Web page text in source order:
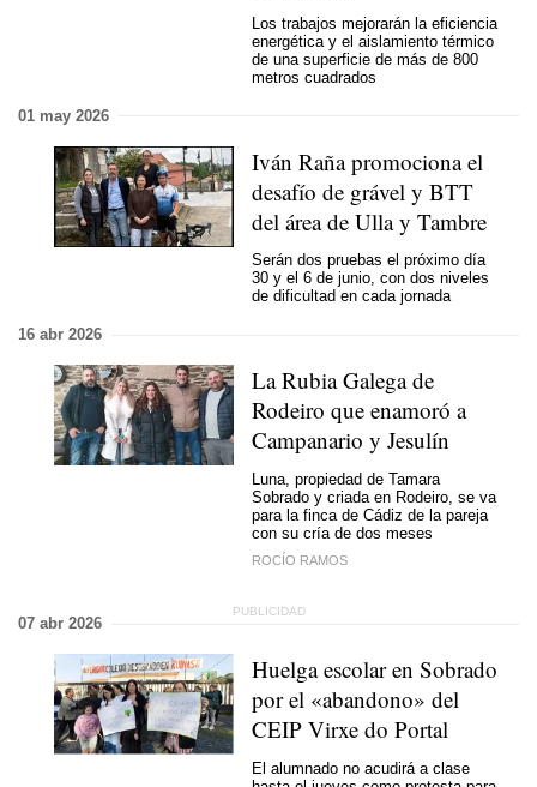
Los trabajos mejorarán la eficiencia
energética y el aislamiento térmico
de una superficie de más de 800
metros cuadrados
01 may 2026
Iván Raña promociona el
desafío de grável y BTT
del área de Ulla y Tambre
Serán dos pruebas el próximo día
30 y el 6 de junio, con dos niveles
de dificultad en cada jornada
16 abr 2026
La Rubia Galega de
Rodeiro que enamoró a
Campanario y Jesulín
Luna, propiedad de Tamara
Sobrado y criada en Rodeiro, se va
para la finca de Cádiz de la pareja
con su cría de dos meses
ROCÍO RAMOS
07 abr 2026
Huelga escolar en Sobrado
por el «abandono» del
CEIP Virxe do Portal
El alumnado no acudirá a clase